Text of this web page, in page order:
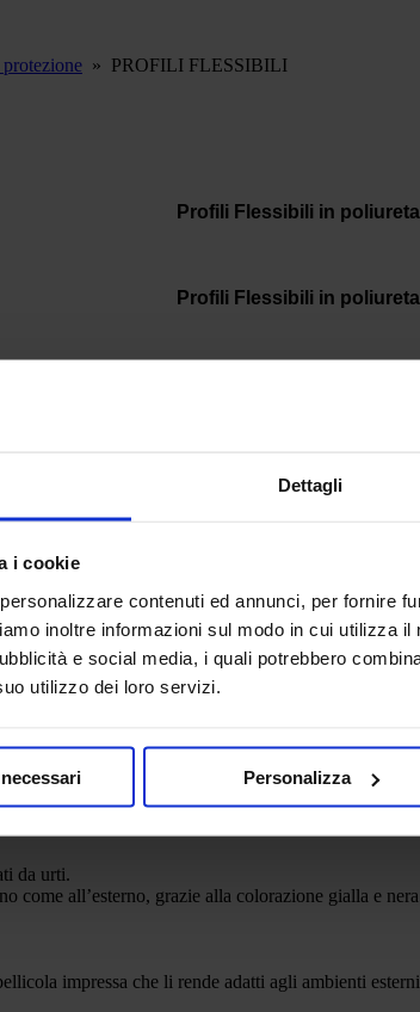
Dettagli
i cookie
contenuti ed annunci, per fornire
inoltre informazioni sul modo in cui utilizza
e social media, i quali potrebbero
utilizzo dei loro servizi.
Personalizza
» PROFILI FLESSIBILI
Profili Flessibili in
Profili Flessibili in
Profili Flessibili in
MULTIUSO
da urti.
come all’esterno, grazie alla colorazione gialla e
impressa che li rende adatti agli ambienti